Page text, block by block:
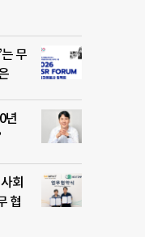
무
년
회
협